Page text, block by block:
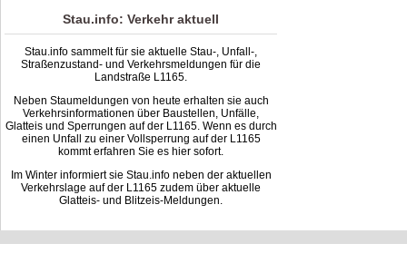
Stau.info: Verkehr aktuell
Stau.info sammelt für sie aktuelle Stau-, Unfall-,
Straßenzustand- und Verkehrsmeldungen für die
Landstraße L1165.
Neben Staumeldungen von heute erhalten sie auch
Verkehrsinformationen über Baustellen, Unfälle,
Glatteis und Sperrungen auf der L1165. Wenn es durch
einen Unfall zu einer Vollsperrung auf der L1165
kommt erfahren Sie es hier sofort.
Im Winter informiert sie Stau.info neben der aktuellen
Verkehrslage auf der L1165 zudem über aktuelle
Glatteis- und Blitzeis-Meldungen.